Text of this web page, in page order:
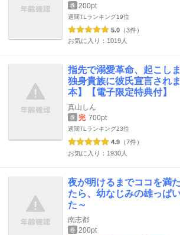
巻 200pt
週間TLランキング19位
5.0 （3件）
お気に入り：1019人
指先で溺愛革命、起こし
独身貴族に彼氏宣言され
本】【電子限定特典付】
真山しん
巻 完 700pt
週間TLランキング23位
4.9 （7件）
お気に入り：1930人
夜が明けるまでココを満
たら、幼なじみの雄っぱ
た～
南志都
巻
200pt